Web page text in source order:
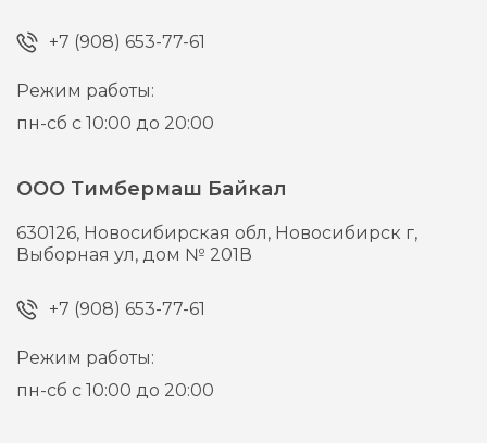
+7 (908) 653-77-61
Режим работы:
пн-сб с 10:00 до 20:00
ООО Тимбермаш Байкал
630126, Новосибирская обл, Новосибирск г,
Выборная ул, дом № 201В
+7 (908) 653-77-61
Режим работы:
пн-сб с 10:00 до 20:00